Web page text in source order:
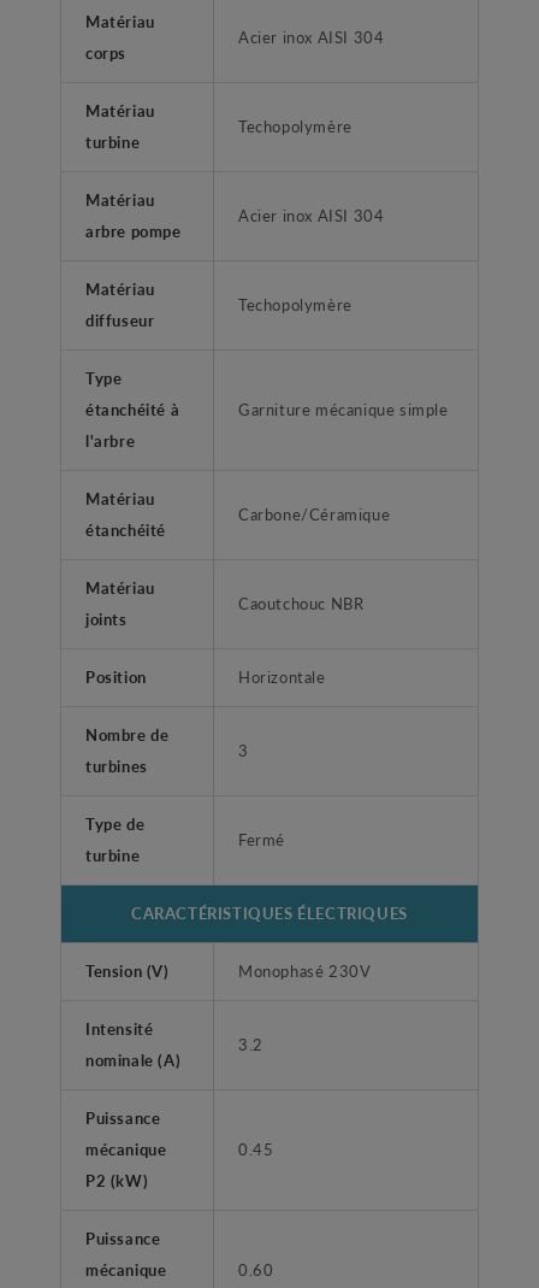
Matériau
corps
Acier inox AISI 304
Matériau
turbine
Techopolymère
Matériau
arbre pompe
Acier inox AISI 304
Matériau
diffuseur
Techopolymère
Type
étanchéité à
l'arbre
Garniture mécanique simple
Matériau
étanchéité
Carbone/Céramique
Matériau
joints
Caoutchouc NBR
Position Horizontale
Nombre de
turbines
3
Type de
turbine
Fermé
CARACTÉRISTIQUES ÉLECTRIQUES
Tension (V) Monophasé 230V
Intensité
nominale (A)
3.2
Puissance
mécanique
P2 (kW)
0.45
Puissance
mécanique
0.60